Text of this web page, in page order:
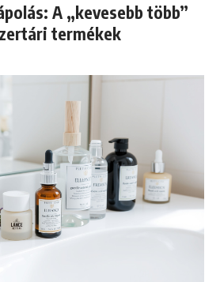
A „kevesebb több”
termékek